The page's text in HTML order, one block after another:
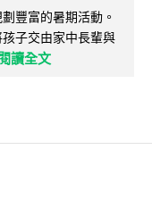
豐富的暑期活動。
子交由家中長輩與
閱讀全文